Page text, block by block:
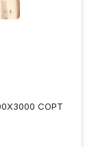
СОРТ